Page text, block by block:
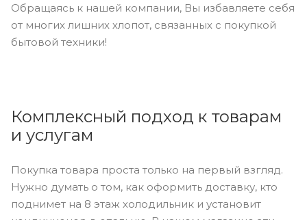
Обращаясь к нашей компании, Вы избавляете себя
от многих лишних хлопот, связанных с покупкой
бытовой техники!
Комплексный подход к товарам
и услугам
Покупка товара проста только на первый взгляд.
Нужно думать о том, как оформить доставку, кто
поднимет на 8 этаж холодильник и установит